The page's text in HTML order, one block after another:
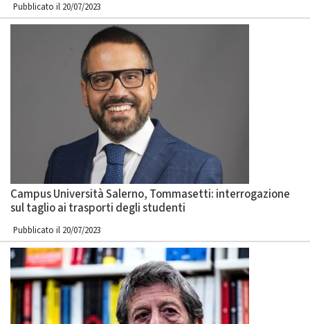
Pubblicato il 20/07/2023
Campus Università Salerno, Tommasetti: interrogazione
sul taglio ai trasporti degli studenti
Pubblicato il 20/07/2023